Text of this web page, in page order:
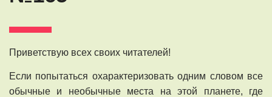
Приветствую всех своих читателей!
Если попытаться охарактеризовать одним словом все
обычные и необычные места на этой планете, где